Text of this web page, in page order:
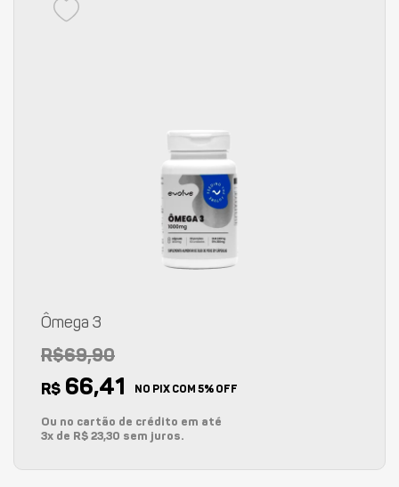
Ômega 3
R$69,90
R$ 66,41 NO PIX COM 5% OFF
Ou no cartão de crédito em até
3x de R$ 23,30 sem juros.